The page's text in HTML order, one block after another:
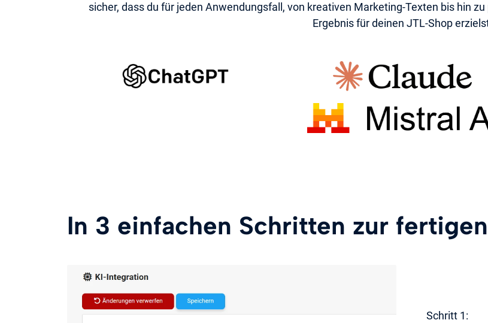
sicher, dass du für jeden Anwendungsfall, von kreativen Marketing-Texten bis hin
Ergebnis für deinen JTL-Shop
In 3 einfachen Schritten zur
Schritt 1: